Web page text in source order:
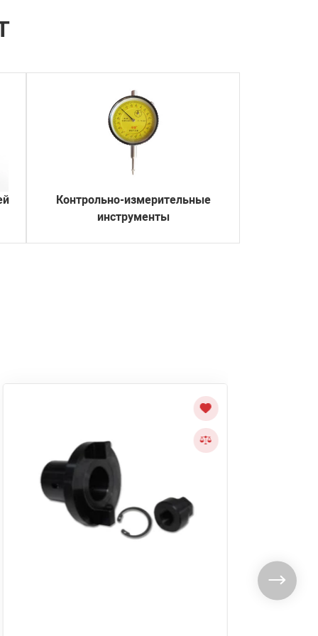
Контрольно-измерительные
инструменты